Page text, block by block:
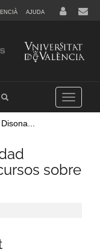
AJUDA
Tramet
Toggle
navigation
Disona
sobre